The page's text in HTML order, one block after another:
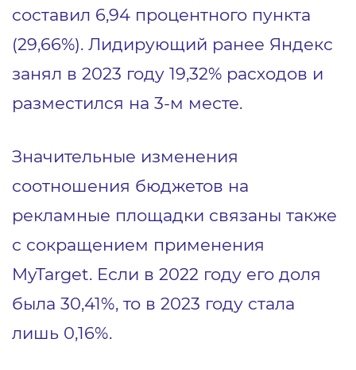
составил 6,94 процентного пункта
(29,66%). Лидирующий ранее Яндекс
занял в 2023 году 19,32% расходов и
разместился на 3-м месте.
Значительные изменения
соотношения бюджетов на
рекламные площадки связаны также
с сокращением применения
MyTarget. Если в 2022 году его доля
была 30,41%, то в 2023 году стала
лишь 0,16%.